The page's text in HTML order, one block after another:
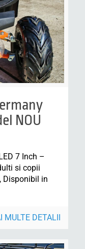
NOU
7 Inch –
si copii
Disponibil in
MULTE DETALII